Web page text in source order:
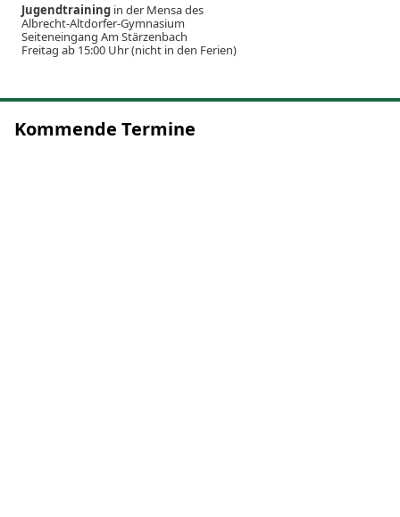
Jugendtraining in der Mensa des
Albrecht-Altdorfer-Gymnasium
Seiteneingang Am Stärzenbach
Freitag ab 15:00 Uhr (nicht in den Ferien)
Kommende Termine